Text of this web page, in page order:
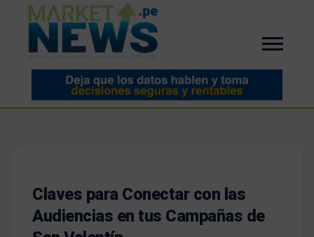
Claves para Conectar con las
Audiencias en tus Campañas de